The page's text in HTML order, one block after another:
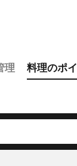
理 料理のポ